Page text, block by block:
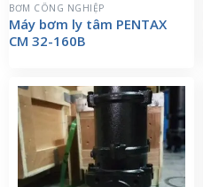
BƠM CÔNG NGHIỆP
Máy bơm ly tâm PENTAX
CM 32-160B